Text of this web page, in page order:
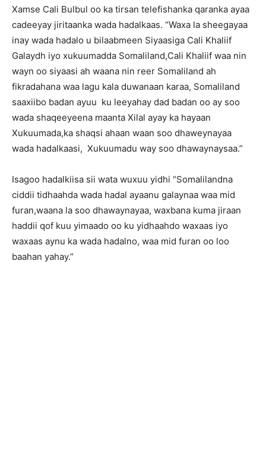
Xamse Cali Bulbul oo ka tirsan telefishanka qaranka ayaa
cadeeyay jiritaanka wada hadalkaas. “Waxa la sheegayaa
inay wada hadalo u bilaabmeen Siyaasiga Cali Khaliif
Galaydh iyo xukuumadda Somaliland,Cali Khaliif waa nin
wayn oo siyaasi ah waana nin reer Somaliland ah
fikradahana waa lagu kala duwanaan karaa, Somaliland
saaxiibo badan ayuu ku leeyahay dad badan oo ay soo
wada shaqeeyeena maanta Xilal ayay ka hayaan
Xukuumada,ka shaqsi ahaan waan soo dhaweynayaa
wada hadalkaasi, Xukuumadu way soo dhawaynaysaa.”
Isagoo hadalkiisa sii wata wuxuu yidhi “Somalilandna
ciddii tidhaahda wada hadal ayaanu galaynaa waa mid
furan,waana la soo dhawaynayaa, waxbana kuma jiraan
haddii qof kuu yimaado oo ku yidhaahdo waxaas iyo
waxaas aynu ka wada hadalno, waa mid furan oo loo
baahan yahay.”